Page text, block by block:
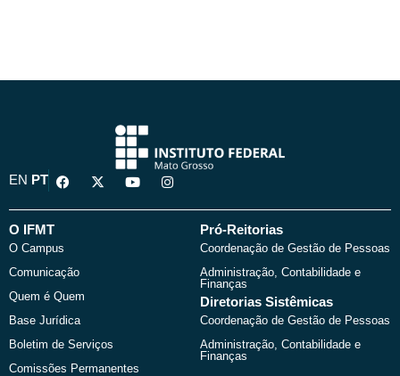
EN PT
F
a
e
o
k
X
-
w
Y
o
t
I
n
t
O IFMT
O Campus
Comunicação
Quem é Quem
Base Jurídica
Boletim de Serviços
Comissões Permanentes
Pró-Reitorias
Coordenação de Gestão de Pessoas
Administração, Contabilidade e
Finanças
Diretorias Sistêmicas
Coordenação de Gestão de Pessoas
Administração, Contabilidade e
Finanças